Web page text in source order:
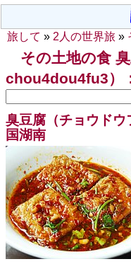
旅して » 2人の世界旅 »
その土地の食
chou4dou4fu3）
臭豆腐（チョウド
国湖南